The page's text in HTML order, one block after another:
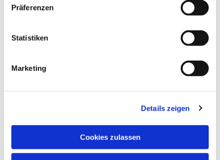
Präferenzen
Statistiken
Marketing
Details zeigen
Cookies zulassen